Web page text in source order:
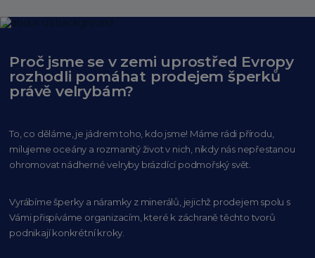
Proč jsme se v zemi uprostřed Evropy
rozhodli pomáhat prodejem šperků
právě velrybám?
To, co děláme, je jádrem toho, kdo jsme! Máme rádi přírodu,
milujeme oceány a rozmanitý život v nich, nikdy nás nepřestanou
ohromovat nádherné velryby brázdící podmořský svět.
Vyrábíme šperky a náramky z minerálů, jejichž prodejem spolu s
Vámi přispíváme organizacím, které k záchraně těchto tvorů
podnikají konkrétní kroky.